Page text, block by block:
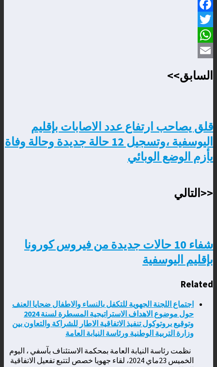
Facebook
Twitter
WhatsApp
السابق>>
قلق يصاحب ارتفاع عدد الاصابات بإقليم
اليوسفية ،وتسجيل 12 حالة جديدة وحالة وفاة
يأزم الوضع الوبائي
<<التالي
شفاء 10 حالات جديدة من فيروس كورونا
بإقليم اليوسفية
Related
اجتماع اللجنة الجهوية للتكفل بالنساء والاطفال ضحايا العنف
حول موضوع الاهداف الاستراتيجية المسطرة لسنة 2024
وتوقيع بروتوكول تنفيذ الاتفاقية الاطار للشراكة والتعاون بين
وزارة التربية الوطنية ورئاسة النيابة العامة
نظمت رئاسة النيابة العامة بمحكمة الاستئناف بآسفي ، اليوم
الخميس 23ماي 2024، لقاء جهويا خصص لتتبع تفعيل الاتفاقية